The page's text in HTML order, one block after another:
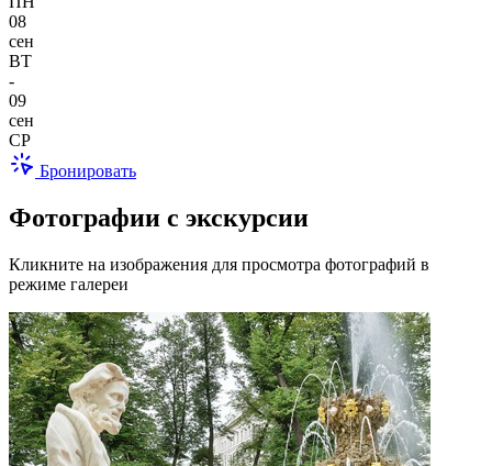
08
сен
ВТ
-
09
сен
СР
Бронировать
Фотографии с экскурсии
Кликните на изображения для просмотра фотографий в
режиме галереи